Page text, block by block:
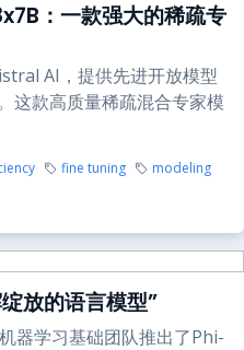
：一款强大的稀疏专
AI，提供先进开放模型
这款高质量稀疏混合专家模
fine tuning
modeling
放的语言模型”
器学习基础团队推出了Phi-